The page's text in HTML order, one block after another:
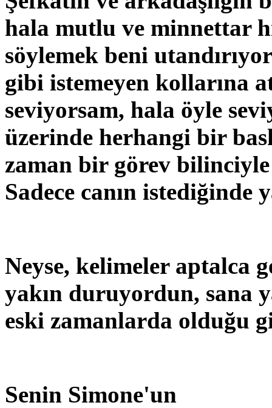
hala mutlu ve minnettar
söylemek beni
gibi istemeyen kollarına
seviyorsam, hala öyle
üzerinde herhangi bir
zaman bir görev
Sadece canın
Neyse, kelimeler aptalca
yakın duruyordun, sana
eski zamanlarda olduğu
Senin Simone'un